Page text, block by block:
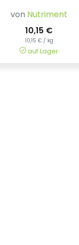
von Nutriment
10,15 €
10,15 € / kg
auf Lager